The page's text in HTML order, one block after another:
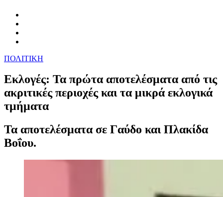
ΠΟΛΙΤΙΚΗ
Εκλογές: Τα πρώτα αποτελέσματα από τις
ακριτικές περιοχές και τα μικρά εκλογικά
τμήματα
Τα αποτελέσματα σε Γαύδο και Πλακίδα
Βοΐου.